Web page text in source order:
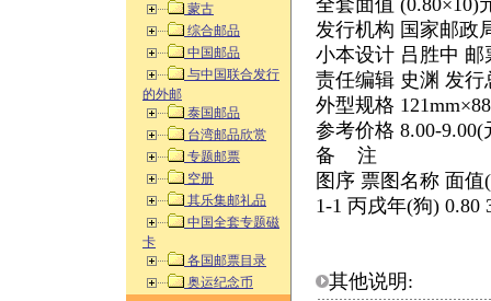
蒙古
综合邮品
中国邮品
与中国联合发行
的外邮
泰国邮品
台湾邮品欣赏
专题邮票
空册
其乐集邮礼品
中国全套专题磁
卡
各国邮票目录
奥运纪念币
全套面值 (0.80×10)
发行机构 国家邮政
小本设计 吕胜中
责任编辑 史渊 发行
外型规格
参考价格 8.00-
备 注
图序 票图名称 面
1-1 丙戌年(狗) 0.80
其他说明: